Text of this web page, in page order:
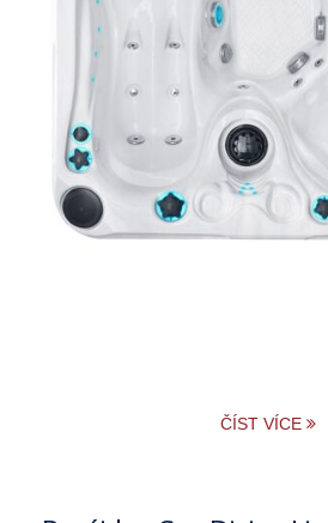
ČÍST VÍCE